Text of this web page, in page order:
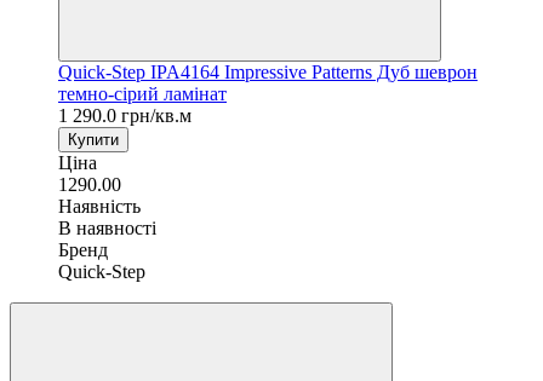
Quick-Step IPA4164 Impressive Patterns Дуб шеврон
темно-сірий ламінат
1 290.0 грн/кв.м
Купити
Ціна
1290.00
Наявність
В наявності
Бренд
Quick-Step